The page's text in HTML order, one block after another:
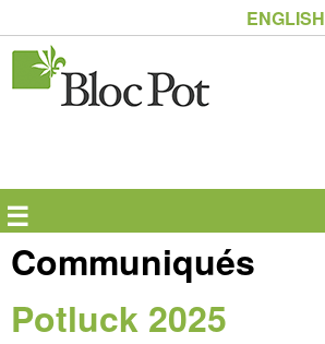
contenu
ENGLISH
☰
Communiqués
Potluck 2025